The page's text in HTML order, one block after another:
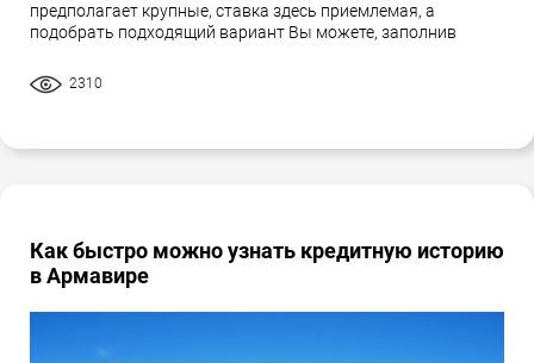
предполагает крупные, ставка здесь приемлемая, а
подобрать подходящий вариант Вы можете, заполнив
2310
Как быстро можно узнать кредитную историю
в Армавире